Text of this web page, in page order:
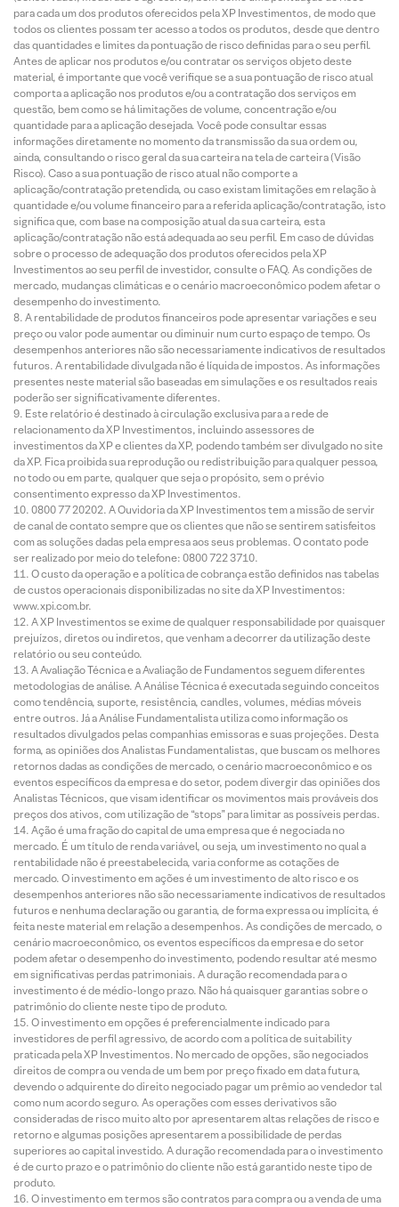
para cada um dos produtos oferecidos pela XP Investimentos, de modo que
todos os clientes possam ter acesso a todos os produtos, desde que dentro
das quantidades e limites da pontuação de risco definidas para o seu perfil.
Antes de aplicar nos produtos e/ou contratar os serviços objeto deste
material, é importante que você verifique se a sua pontuação de risco atual
comporta a aplicação nos produtos e/ou a contratação dos serviços em
questão, bem como se há limitações de volume, concentração e/ou
quantidade para a aplicação desejada. Você pode consultar essas
informações diretamente no momento da transmissão da sua ordem ou,
ainda, consultando o risco geral da sua carteira na tela de carteira (Visão
Risco). Caso a sua pontuação de risco atual não comporte a
aplicação/contratação pretendida, ou caso existam limitações em relação à
quantidade e/ou volume financeiro para a referida aplicação/contratação, isto
significa que, com base na composição atual da sua carteira, esta
aplicação/contratação não está adequada ao seu perfil. Em caso de dúvidas
sobre o processo de adequação dos produtos oferecidos pela XP
Investimentos ao seu perfil de investidor, consulte o FAQ. As condições de
mercado, mudanças climáticas e o cenário macroeconômico podem afetar o
desempenho do investimento.
A rentabilidade de produtos financeiros pode apresentar variações e seu
preço ou valor pode aumentar ou diminuir num curto espaço de tempo. Os
desempenhos anteriores não são necessariamente indicativos de resultados
futuros. A rentabilidade divulgada não é líquida de impostos. As informações
presentes neste material são baseadas em simulações e os resultados reais
poderão ser significativamente diferentes.
Este relatório é destinado à circulação exclusiva para a rede de
relacionamento da XP Investimentos, incluindo assessores de
investimentos da XP e clientes da XP, podendo também ser divulgado no site
da XP. Fica proibida sua reprodução ou redistribuição para qualquer pessoa,
no todo ou em parte, qualquer que seja o propósito, sem o prévio
consentimento expresso da XP Investimentos.
0800 77 20202. A Ouvidoria da XP Investimentos tem a missão de servir
de canal de contato sempre que os clientes que não se sentirem satisfeitos
com as soluções dadas pela empresa aos seus problemas. O contato pode
ser realizado por meio do telefone: 0800 722 3710.
O custo da operação e a política de cobrança estão definidos nas tabelas
de custos operacionais disponibilizadas no site da XP Investimentos:
www.xpi.com.br.
A XP Investimentos se exime de qualquer responsabilidade por quaisquer
prejuízos, diretos ou indiretos, que venham a decorrer da utilização deste
relatório ou seu conteúdo.
A Avaliação Técnica e a Avaliação de Fundamentos seguem diferentes
metodologias de análise. A Análise Técnica é executada seguindo conceitos
como tendência, suporte, resistência, candles, volumes, médias móveis
entre outros. Já a Análise Fundamentalista utiliza como informação os
resultados divulgados pelas companhias emissoras e suas projeções. Desta
forma, as opiniões dos Analistas Fundamentalistas, que buscam os melhores
retornos dadas as condições de mercado, o cenário macroeconômico e os
eventos específicos da empresa e do setor, podem divergir das opiniões dos
Analistas Técnicos, que visam identificar os movimentos mais prováveis dos
preços dos ativos, com utilização de “stops” para limitar as possíveis perdas.
Ação é uma fração do capital de uma empresa que é negociada no
mercado. É um título de renda variável, ou seja, um investimento no qual a
rentabilidade não é preestabelecida, varia conforme as cotações de
mercado. O investimento em ações é um investimento de alto risco e os
desempenhos anteriores não são necessariamente indicativos de resultados
futuros e nenhuma declaração ou garantia, de forma expressa ou implícita, é
feita neste material em relação a desempenhos. As condições de mercado, o
cenário macroeconômico, os eventos específicos da empresa e do setor
podem afetar o desempenho do investimento, podendo resultar até mesmo
em significativas perdas patrimoniais. A duração recomendada para o
investimento é de médio-longo prazo. Não há quaisquer garantias sobre o
patrimônio do cliente neste tipo de produto.
O investimento em opções é preferencialmente indicado para
investidores de perfil agressivo, de acordo com a política de suitability
praticada pela XP Investimentos. No mercado de opções, são negociados
direitos de compra ou venda de um bem por preço fixado em data futura,
devendo o adquirente do direito negociado pagar um prêmio ao vendedor tal
como num acordo seguro. As operações com esses derivativos são
consideradas de risco muito alto por apresentarem altas relações de risco e
retorno e algumas posições apresentarem a possibilidade de perdas
superiores ao capital investido. A duração recomendada para o investimento
é de curto prazo e o patrimônio do cliente não está garantido neste tipo de
produto.
O investimento em termos são contratos para compra ou a venda de uma